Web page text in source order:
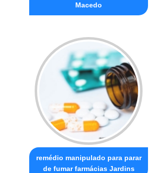
Macedo
remédio manipulado para parar
de fumar farmácias Jardins